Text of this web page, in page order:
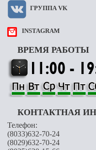
ГРУППА VK
INSTAGRAM
ВРЕМЯ РАБОТЫ
КОНТАКТНАЯ
Телефон:
(8033)632-70-24
(8029)632-70-24